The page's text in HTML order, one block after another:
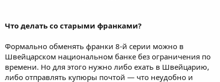
Что делать со старыми франками?
Формально обменять франки 8-й серии можно в
Швейцарском национальном банке без ограничения по
времени. Но для этого нужно либо ехать в Швейцарию,
либо отправлять купюры почтой — что неудобно и